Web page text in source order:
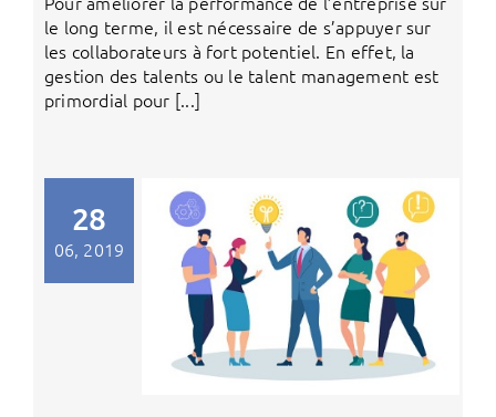
le long terme, il est nécessaire de s’appuyer sur
les collaborateurs à fort potentiel. En effet, la
gestion des talents ou le talent management est
primordial pour [...]
28
06, 2019